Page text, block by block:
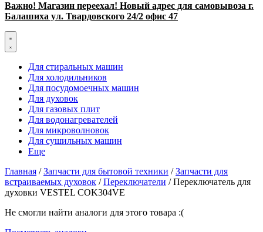
Важно! Магазин переехал! Новый адрес для самовывоза г.
Балашиха ул. Твардовского 24/2 офис 47
Для стиральных машин
Для холодильников
Для посудомоечных машин
Для духовок
Для газовых плит
Для водонагревателей
Для микроволновок
Для сушильных машин
Еще
Главная /Запчасти для бытовой техники /Запчасти для
встраиваемых духовок /Переключатели / Переключатель для
духовки VESTEL COK304VE
Не смогли найти аналоги для этого товара :(